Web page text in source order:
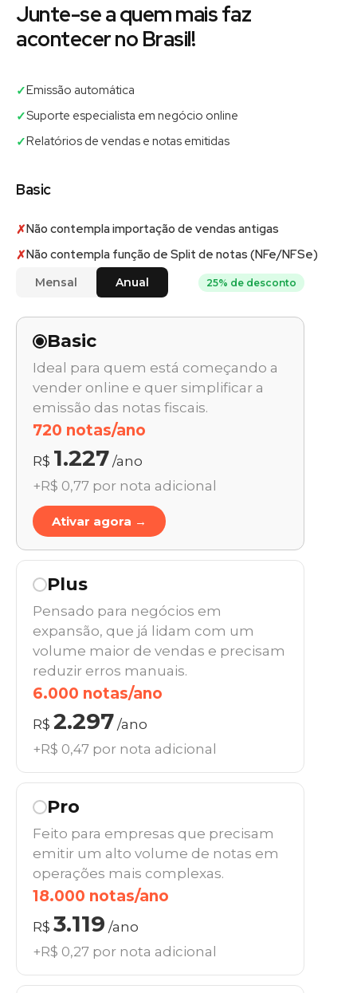
Junte-se a quem mais faz
acontecer no Brasil!
✓Emissão automática
✓Suporte especialista em negócio online
✓Relatórios de vendas e notas emitidas
Basic
✗Não contempla importação de vendas antigas
✗Não contempla função de Split de notas (NFe/NFSe)
Mensal Anual 25% de desconto
Basic
Ideal para quem está começando a
vender online e quer simplificar a
emissão das notas fiscais.
720 notas/ano
R$ 1.227 /ano
+R$ 0,77 por nota adicional
Ativar agora →
Plus
Pensado para negócios em
expansão, que já lidam com um
volume maior de vendas e precisam
reduzir erros manuais.
6.000 notas/ano
R$ 2.297 /ano
+R$ 0,47 por nota adicional
Pro
Feito para empresas que precisam
emitir um alto volume de notas em
operações mais complexas.
18.000 notas/ano
R$ 3.119 /ano
+R$ 0,27 por nota adicional